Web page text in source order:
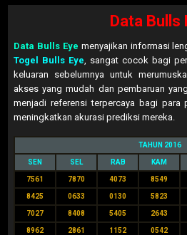
Data Bulls
Data Bulls Eye menyajikan informasi
Togel Bulls Eye , sangat cocok bagi
keluaran sebelumnya untuk
akses yang mudah dan pembaruan
menjadi referensi terpercaya bagi para
meningkatkan akurasi prediksi mereka.
TAHUN 2016
SEN SEL RAB KAM
7561 7870 4073 8549
8425 0633 0130 5823
7027 8408 5405 2643
8962 2861 1152 0542